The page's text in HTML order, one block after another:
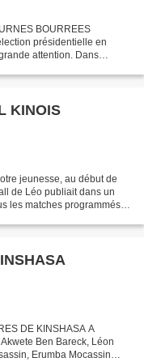
BOURREES
présidentielle en
attention. Dans
KINOIS
jeunesse, au début de
de Léo publiait dans un
les matches programmés
DE KINSHASA A
Ben Bareck, Léon
Erumba Mocassin